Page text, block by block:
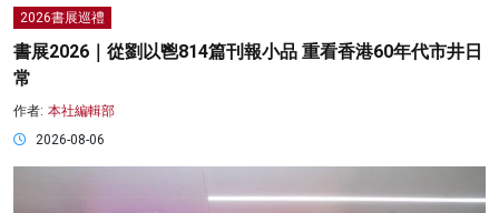
2026書展巡禮
書展2026｜從劉以鬯814篇刊報小品 重看香港60年代市井日
常
作者: 本社編輯部
2026-08-06